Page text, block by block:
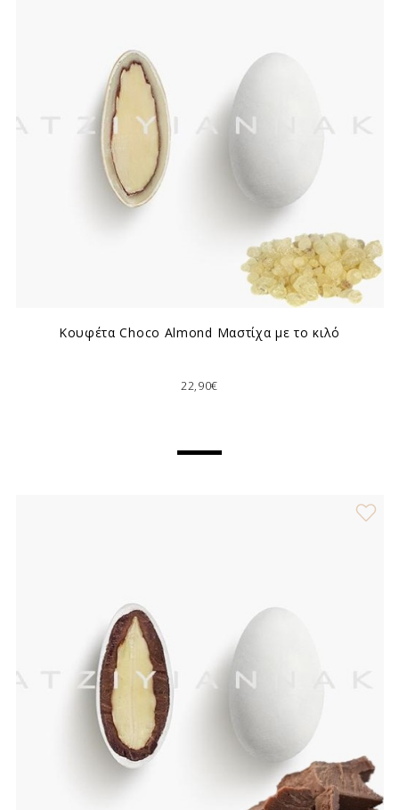
Κουφέτα Choco Almond Μαστίχα με το κιλό
22,90€